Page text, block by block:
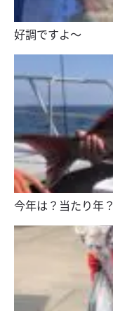
好調ですよ〜
今年は？当たり年？